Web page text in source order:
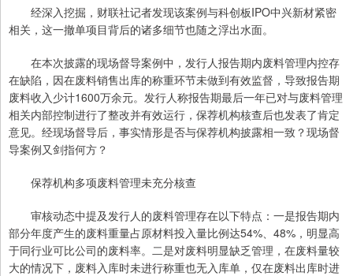
经深入挖掘，财联社记者发现该案例与科创板IPO中兴新材紧密
相关，这一撤单项目背后的诸多细节也随之浮出水面。
在本次披露的现场督导案例中，发行人报告期内废料管理内控存
在缺陷，因在废料销售出库的称重环节未做到有效监督，导致报告期
废料收入少计1600万余元。发行人称报告期最后一年已对与废料管理
相关内部控制进行了整改并有效运行，保荐机构核查后也发表了肯定
意见。经现场督导后，事实情形是否与保荐机构披露相一致？现场督
导案例又剑指何方？
保荐机构多项废料管理未充分核查
审核动态中提及发行人的废料管理存在以下特点：一是报告期内
部分年度产生的废料重量占原材料投入量比例达54%、48%，明显高
于同行业可比公司的废料率。二是对废料明显缺乏管理，在废料量较
大的情况下，废料入库时未进行称重也无入库单，仅在废料出库时进